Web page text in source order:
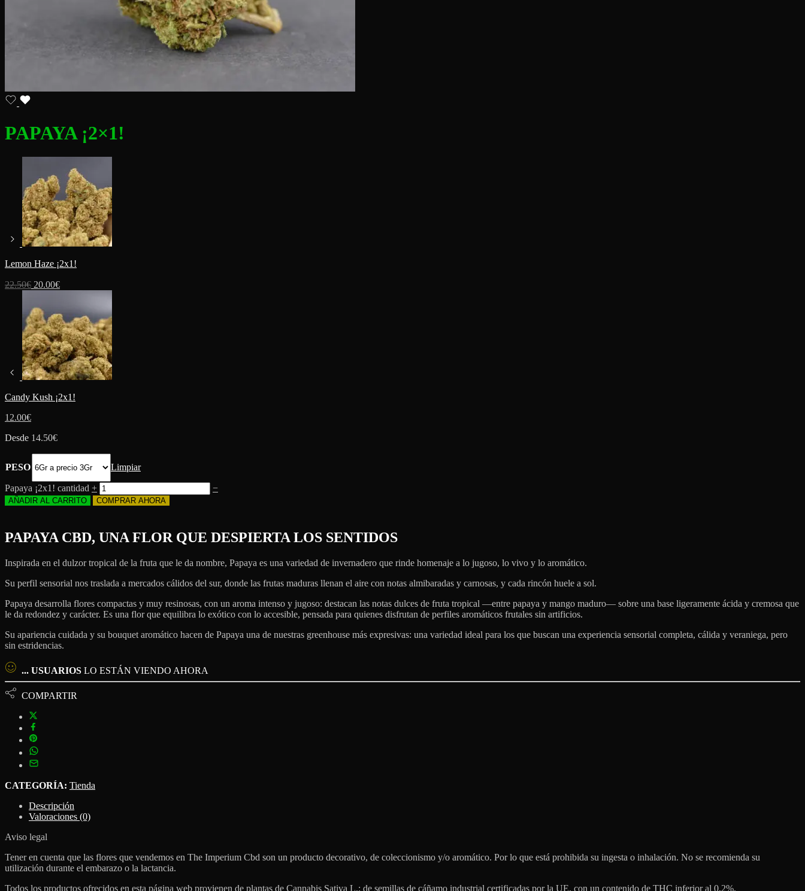
PAPAYA ¡2×1!
Lemon Haze ¡2x1!
22.50€ 20.00€
Candy Kush ¡2x1!
12.00€
Desde 14.50€
PESO Limpiar
Papaya ¡2x1! cantidad + −
AÑADIR AL CARRITO COMPRAR AHORA
PAPAYA CBD, UNA FLOR QUE DESPIERTA LOS SENTIDOS
Inspirada en el dulzor tropical de la fruta que le da nombre, Papaya es una variedad de invernadero que rinde homenaje a lo jugoso, lo vivo y lo aromático.
Su perfil sensorial nos traslada a mercados cálidos del sur, donde las frutas maduras llenan el aire con notas almibaradas y carnosas, y cada rincón huele a sol.
Papaya desarrolla flores compactas y muy resinosas, con un aroma intenso y jugoso: destacan las notas dulces de fruta tropical —entre papaya y mango maduro— sobre una base ligeramente ácida y cremosa que
le da redondez y carácter. Es una flor que equilibra lo exótico con lo accesible, pensada para quienes disfrutan de perfiles aromáticos frutales sin artificios.
Su apariencia cuidada y su bouquet aromático hacen de Papaya una de nuestras greenhouse más expresivas: una variedad ideal para los que buscan una experiencia sensorial completa, cálida y veraniega, pero
sin estridencias.
... USUARIOS LO ESTÁN VIENDO AHORA
COMPARTIR
CATEGORÍA: Tienda
Descripción
Valoraciones (0)
Aviso legal
Tener en cuenta que las flores que vendemos en The Imperium Cbd son un producto decorativo, de coleccionismo y/o aromático. Por lo que está prohibida su ingesta o inhalación. No se recomienda su
utilización durante el embarazo o la lactancia.
Todos los productos ofrecidos en esta página web provienen de plantas de Cannabis Sativa L.; de semillas de cáñamo industrial certificadas por la UE, con un contenido de THC inferior al 0,2%.